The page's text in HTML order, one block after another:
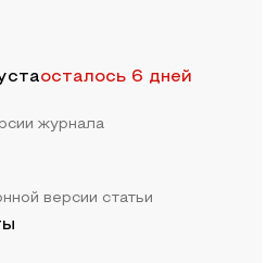
осталось 6 дней
журнала
версии статьи